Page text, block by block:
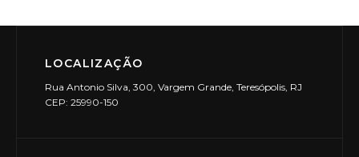
LOCALIZAÇÃO
Rua Antonio Silva, 300, Vargem Grande, Teresópolis, RJ
CEP: 25990-150